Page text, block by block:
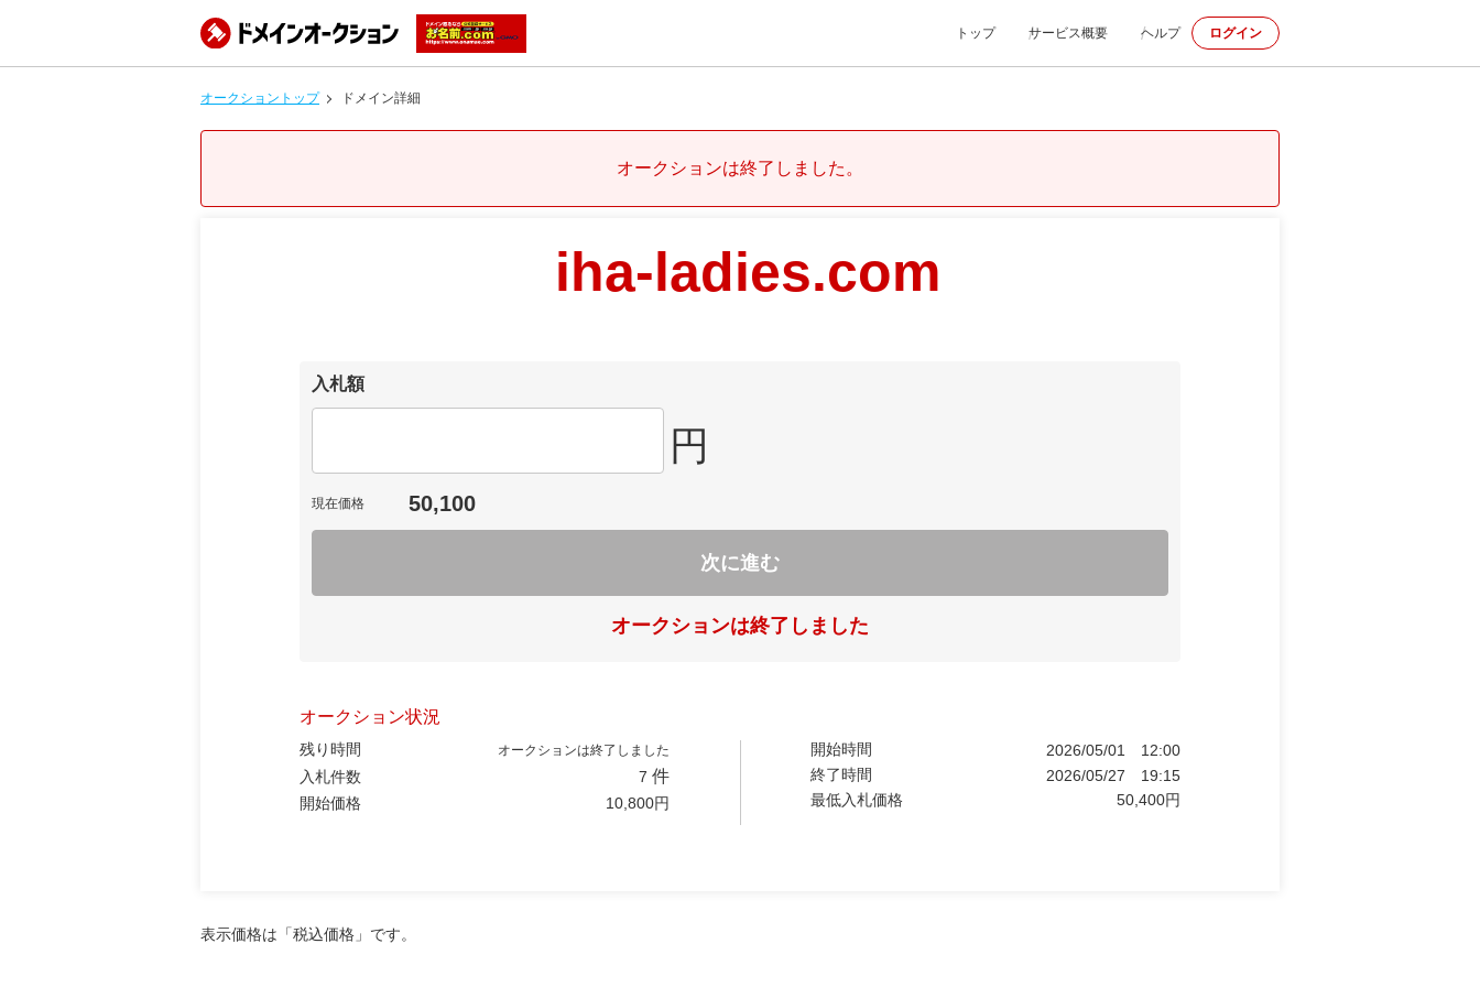
トップ サービス概要 ヘルプ ログイン
オークショントップ ドメイン詳細
オークションは終了しました。
iha-ladies.com
入札額
円
現在価格 50,100
次に進む
オークションは終了しました
オークション状況
残り時間 オークションは終了しました
入札件数 7 件
開始価格 10,800円
開始時間 2026/05/01
12:00
終了時間
2026/05/27
19:15
最低入札価格
50,400円
表示価格は「税込価格」です。